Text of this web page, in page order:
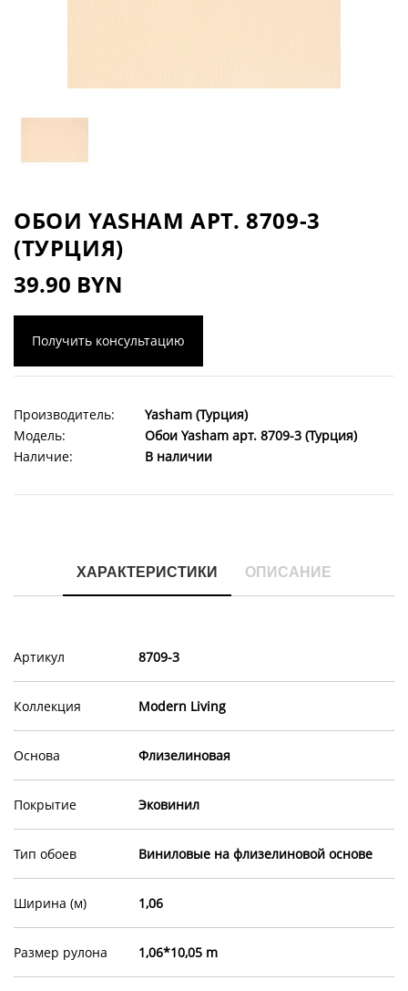
ОБОИ YASHAM АРТ. 8709-3
(ТУРЦИЯ)
39.90 BYN
Получить консультацию
Производитель:
Yasham (Турция)
Модель:
Обои Yasham арт. 8709-3 (Турция)
Наличие:
В наличии
ХАРАКТЕРИСТИКИ ОПИСАНИЕ
Артикул 8709-3
Коллекция Modern Living
Основа Флизелиновая
Покрытие Эковинил
Тип обоев Виниловые на флизелиновой основе
Ширина (м) 1,06
Размер рулона 1,06*10,05 m